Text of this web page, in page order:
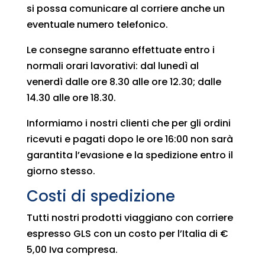
si possa comunicare al corriere anche un
eventuale numero telefonico.
Le consegne saranno effettuate entro i
normali orari lavorativi: dal lunedì al
venerdì dalle ore 8.30 alle ore 12.30; dalle
14.30 alle ore 18.30.
Informiamo i nostri clienti che per gli ordini
ricevuti e pagati dopo le ore 16:00 non sarà
garantita l’evasione e la spedizione entro il
giorno stesso.
Costi di spedizione
Tutti nostri prodotti viaggiano con corriere
espresso GLS con un costo per l’Italia di €
5,00 Iva compresa.